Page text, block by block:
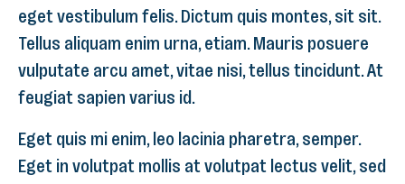
eget vestibulum felis. Dictum quis montes, sit sit.
Tellus aliquam enim urna, etiam. Mauris posuere
vulputate arcu amet, vitae nisi, tellus tincidunt. At
feugiat sapien varius id.
Eget quis mi enim, leo lacinia pharetra, semper.
Eget in volutpat mollis at volutpat lectus velit, sed